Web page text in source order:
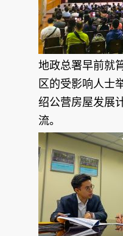
地政总署早前就
区的受影响人士
绍公营房屋发展
流。